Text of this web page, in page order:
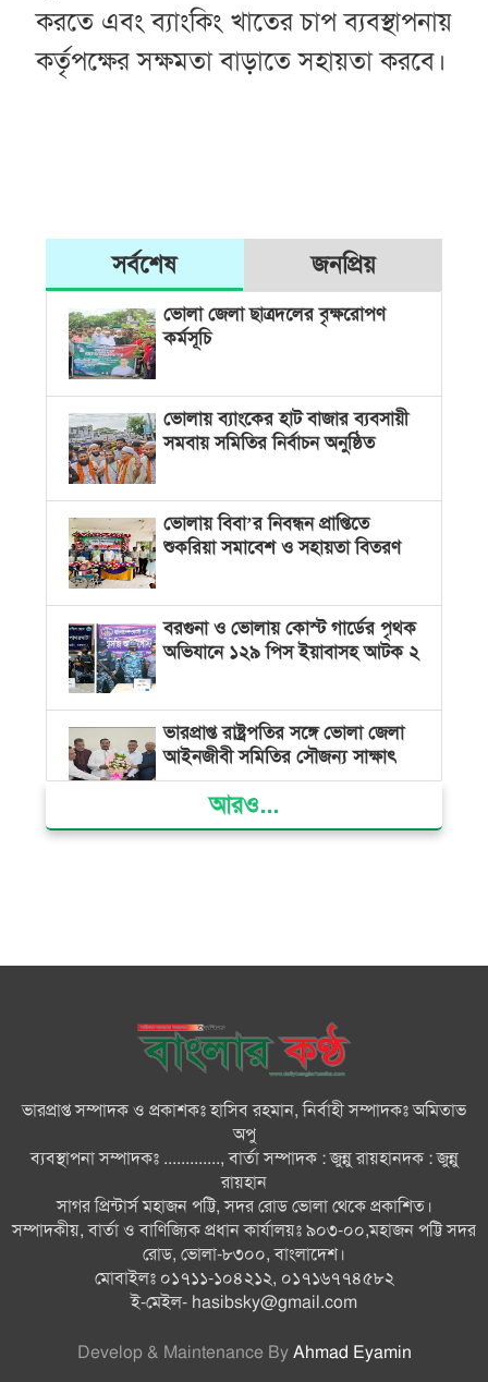
করতে এবং ব্যাংকিং খাতের চাপ ব্যবস্থাপনায়
কর্তৃপক্ষের সক্ষমতা বাড়াতে সহায়তা করবে।
সর্বশেষ জনপ্রিয়
ভোলা জেলা ছাত্রদলের বৃক্ষরোপণ
কর্মসূচি
ভোলায় ব্যাংকের হাট বাজার ব্যবসায়ী
সমবায় সমিতির নির্বাচন অনুষ্ঠিত
ভোলায় বিবা’র নিবন্ধন প্রাপ্তিতে
শুকরিয়া সমাবেশ ও সহায়তা বিতরণ
বরগুনা ও ভোলায় কোস্ট গার্ডের পৃথক
অভিযানে ১২৯ পিস ইয়াবাসহ আটক ২
ভারপ্রাপ্ত রাষ্ট্রপতির সঙ্গে ভোলা জেলা
আইনজীবী সমিতির সৌজন্য সাক্ষাৎ
দৌলতখানে জমি বিরোধে পরিবারকে
বিষ দিয়ে মাছ ধরায় ৩ জেলে আটক
তজুমদ্দিনে চর মোজাম্মেলে চাঁদাবাজি
ও রাজনৈতিক চক্রান্তের অপচেষ্টার
বিরুদ্ধে সংবাদ সম্মেলন
সবার সম্মিলিত প্রচেষ্টায় সুন্দর
বাংলাদেশ গড়তে চাই: প্রধানমন্ত্রী
চিকিৎসক সমাজের পেশাগত
উৎকর্ষতার উজ্জ্বল দৃষ্টান্ত ড্যাব: ডা.
জুবাইদা
আরও...
ভারপ্রাপ্ত সম্পাদক ও প্রকাশকঃ হাসিব রহমান, নির্বাহী সম্পাদকঃ অমিতাভ
অপু
ব্যবস্থাপনা সম্পাদকঃ ............., বার্তা সম্পাদক : জুন্নু রায়হানদক : জুন্নু
রায়হান
সাগর প্রিন্টার্স মহাজন পট্টি, সদর রোড ভোলা থেকে প্রকাশিত।
সম্পাদকীয়, বার্তা ও বাণিজ্যিক প্রধান কার্যালয়ঃ ৯০৩-০০,মহাজন পট্টি সদর
রোড, ভোলা-৮৩০০, বাংলাদেশ।
মোবাইলঃ ০১৭১১-১০৪২১২, ০১৭১৬৭৭৪৫৮২
ই-মেইল- hasibsky@gmail.com
Develop & Maintenance By Ahmad Eyamin